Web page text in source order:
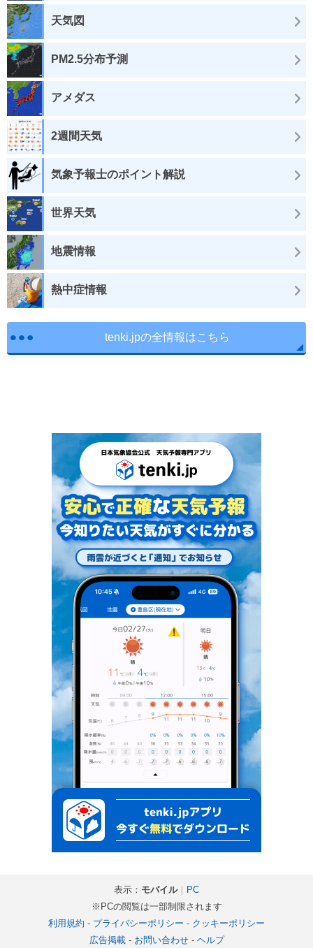
天気図
PM2.5分布予測
アメダス
2週間天気
気象予報士のポイント解説
世界天気
地震情報
熱中症情報
tenki.jpの全情報はこちら
表示： モバイル｜ PC
※PCの閲覧は一部制限されます
利用規約 - プライバシーポリシー - クッキーポリシー
広告掲載- お問い合わせ- ヘルプ